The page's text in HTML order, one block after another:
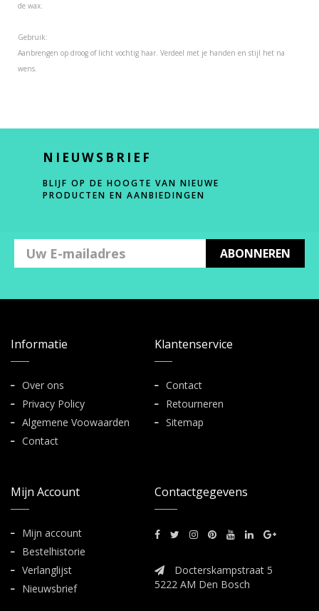
de wax.
Gebruik:
Aanbrengen op droog of licht vochtig haar. Verdeel met je handen en stijl het na
wens.
NIEUWSBRIEF
BLIJF OP DE HOOGTE VAN NIEUWE
PRODUCTEN EN AANBIEDINGEN
ABONNEREN
Informatie
Over ons
Privacy Policy
Algemene Voowaarden
Contact
Klantenservice
Contact
Retourneren
Sitemap
Mijn Account
Mijn account
Bestelhistorie
Verlanglijst
Nieuwsbrief
Contactgegevens
Docterskampstraat 5
5222 AM Den Bosch